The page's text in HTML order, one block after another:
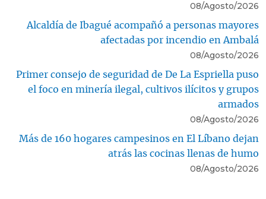
08/Agosto/2026
Alcaldía de Ibagué acompañó a personas mayores
afectadas por incendio en Ambalá
08/Agosto/2026
Primer consejo de seguridad de De La Espriella puso
el foco en minería ilegal, cultivos ilícitos y grupos
armados
08/Agosto/2026
Más de 160 hogares campesinos en El Líbano dejan
atrás las cocinas llenas de humo
08/Agosto/2026